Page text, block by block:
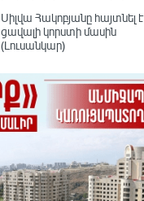
Սիլվա Հակոբյանը հայտնել է
ցավալի կորստի մասին
(Լուսանկար)